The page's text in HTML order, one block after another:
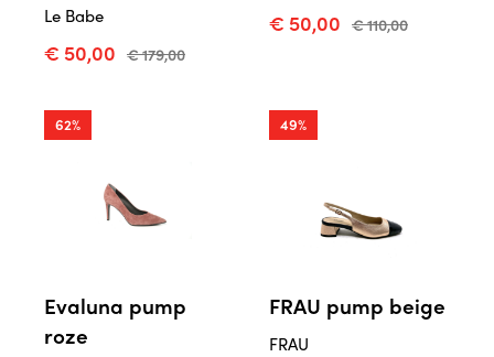
Le Babe
€ 50,00 € 179,00
€ 50,00 € 110,00
62%
Evaluna pump
roze
49%
FRAU pump beige
FRAU